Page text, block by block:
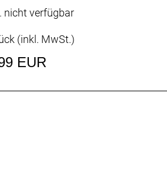
nicht verfügbar
(inkl. MwSt.)
EUR